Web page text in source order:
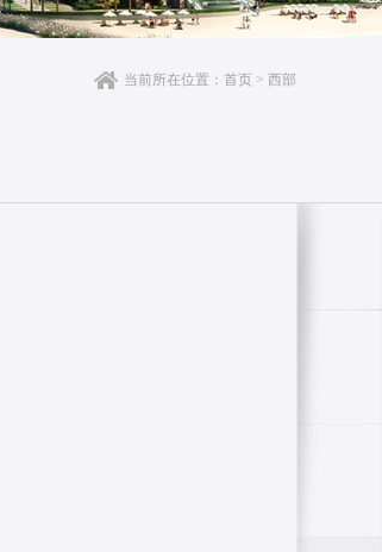
当前所在位置： 首页 > 西部